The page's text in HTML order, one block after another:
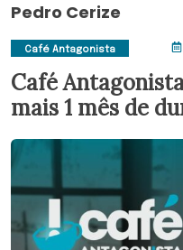
Pedro Cerize
Café Antagonista
Café
mais 1 mês de